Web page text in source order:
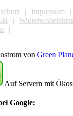
Impressum
von Green
Auf Servern mit
Google: